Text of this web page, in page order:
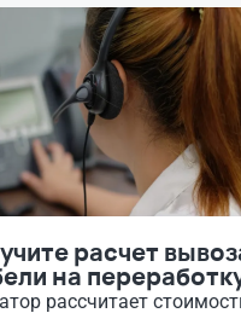
расчет
на
рассчитает